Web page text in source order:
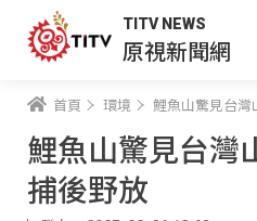
TITV NEWS
原視新聞網
首頁 環境 鯉魚山驚見台灣
鯉魚山驚見台灣
捕後野放